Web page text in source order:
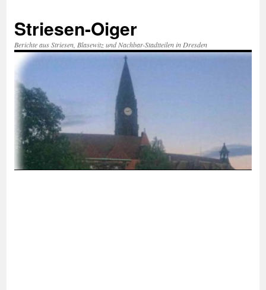
springen
Striesen-Oiger
Berichte aus Striesen, Blasewitz und Nachbar-Stadtteilen in Dresden